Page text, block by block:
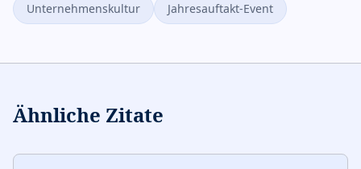
Unternehmenskultur
Jahresauftakt-Event
Ähnliche Zitate